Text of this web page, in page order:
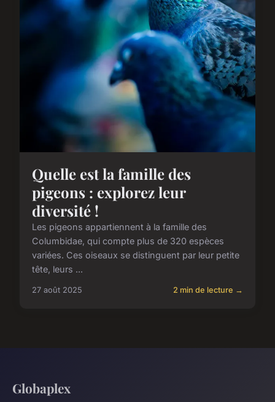
Quelle est la famille des
pigeons : explorez leur
diversité !
Les pigeons appartiennent à la famille des
Columbidae, qui compte plus de 320 espèces
variées. Ces oiseaux se distinguent par leur petite
tête, leurs ...
27 août 2025 2 min de lecture →
Globaplex